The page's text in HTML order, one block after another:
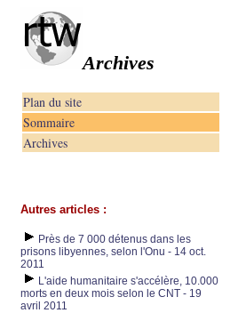
Archives
Plan du site
Sommaire
Archives
Autres articles :
Près de 7 000 détenus dans les
prisons libyennes, selon l'Onu - 14 oct.
2011
L'aide humanitaire s'accélère, 10.000
morts en deux mois selon le CNT - 19
avril 2011